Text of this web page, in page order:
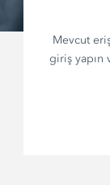
Mevcut
giriş yapın